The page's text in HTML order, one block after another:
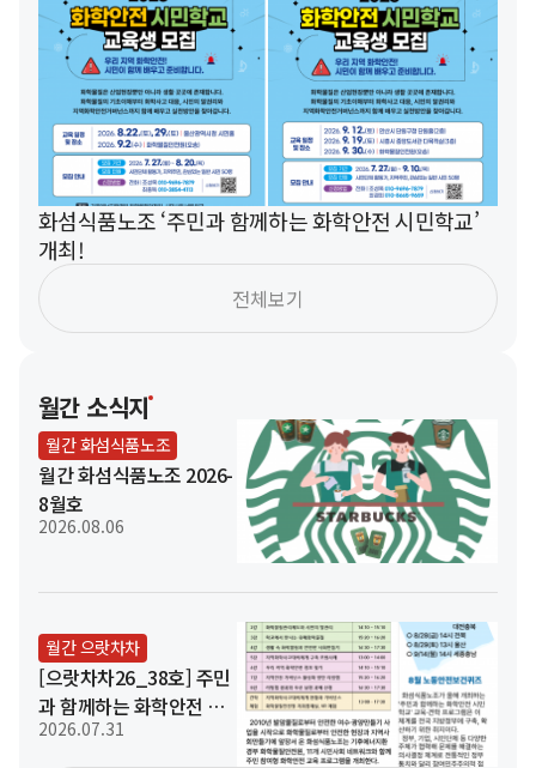
화섬식품노조 ‘주민과 함께하는 화학안전 시민학교’
개최!
전체보기
월간 소식지
월간 화섬식품노조
월간 화섬식품노조 2026-
8월호
2026.08.06
월간 으랏차차
[으랏차차26_38호] 주민
과 함께하는 화학안전 시
민학교!
2026.07.31